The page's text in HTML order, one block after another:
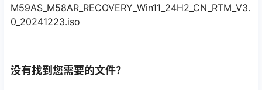
M59AS_M58AR_RECOVERY_Win11_24H2_CN_RTM_V3.
0_20241223.iso
没有找到您需要的文件？